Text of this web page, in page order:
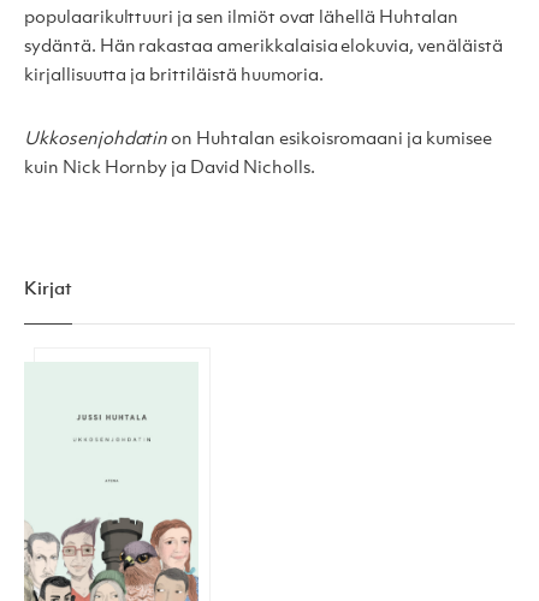
populaarikulttuuri ja sen ilmiöt ovat lähellä Huhtalan
sydäntä. Hän rakastaa amerikkalaisia elokuvia, venäläistä
kirjallisuutta ja brittiläistä huumoria.
Ukkosenjohdatin on Huhtalan esikoisromaani ja kumisee
kuin Nick Hornby ja David Nicholls.
Kirjat